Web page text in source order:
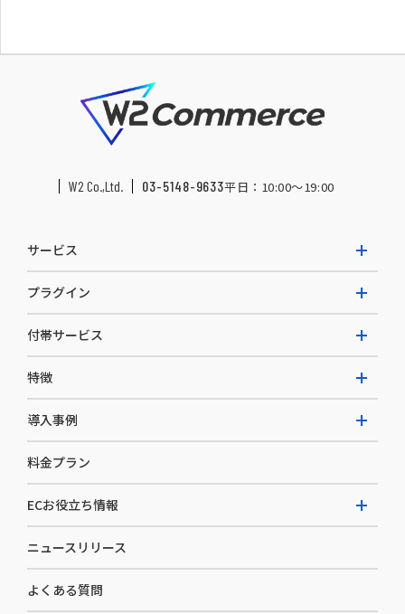
W2 Co.,Ltd. 03-5148-9633平日：10:00〜19:00
サービス
W2 Commerce Repeat
W2 Commerce BtoB
W2 Commerce Asia
プラグイン
AI buddy
付帯サービス
EC運用構築支援・運用支援
カスタマーサクセス
セキュリティ
デザイン制作
コンサルティング
特徴
選ばれる理由
開発体制
導入事例
導入企業一覧
料金プラン
ECお役立ち情報
お役立ち資料
ニュースリリース
よくある質問